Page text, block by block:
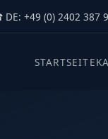
+49 (0) 2402 387
STARTSEITE